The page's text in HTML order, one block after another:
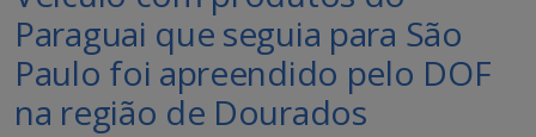
Paraguai que seguia para São
Paulo foi apreendido pelo DOF
na região de Dourados